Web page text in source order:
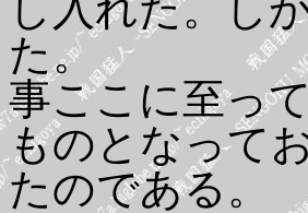
た。
事ここに至っ
ものとなって
たのである。